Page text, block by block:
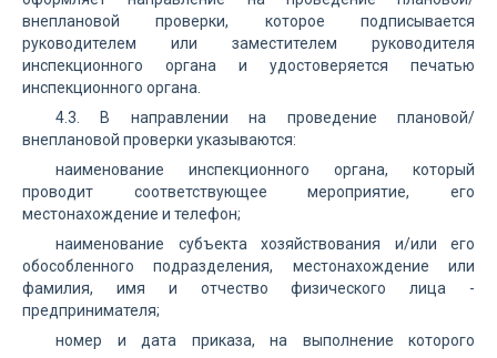
внеплановой проверки, которое подписывается
руководителем или заместителем руководителя
инспекционного органа и удостоверяется печатью
инспекционного органа.
4.3. В направлении на проведение плановой/
внеплановой проверки указываются:
наименование инспекционного органа, который
проводит соответствующее мероприятие, его
местонахождение и телефон;
наименование субъекта хозяйствования и/или его
обособленного подразделения, местонахождение или
фамилия, имя и отчество физического лица -
предпринимателя;
номер и дата приказа, на выполнение которого